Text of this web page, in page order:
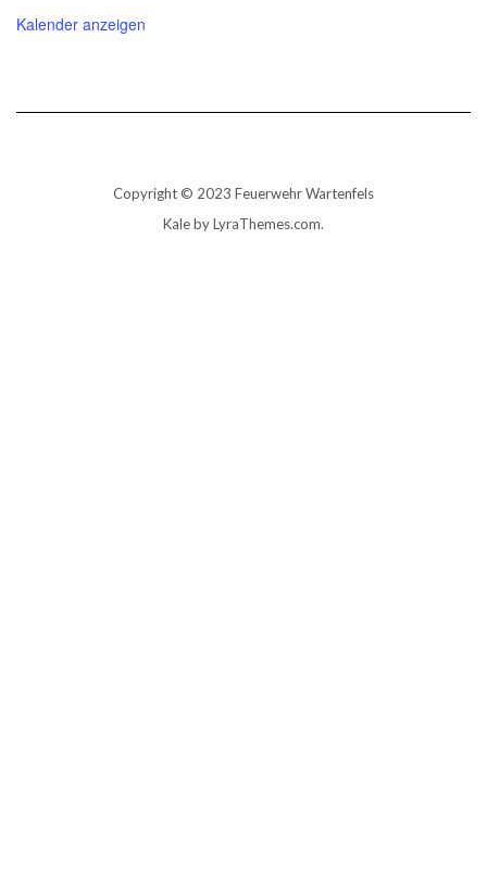
Kalender anzeigen
Copyright © 2023 Feuerwehr Wartenfels
Kaleby LyraThemes.com.